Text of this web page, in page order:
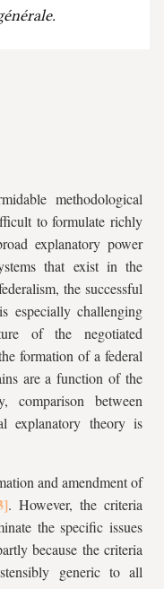
methodological
to formulate richly
explanatory power
that exist in the
the successful
especially challenging
of the negotiated
formation of a federal
are a function of the
comparison between
explanatory theory is
and amendment of
. However, the criteria
the specific issues
because the criteria
generic to all